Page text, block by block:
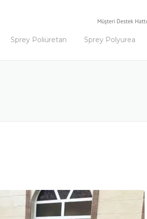
Müşteri Destek Hattı
Sprey Poliüretan Sprey Polyurea